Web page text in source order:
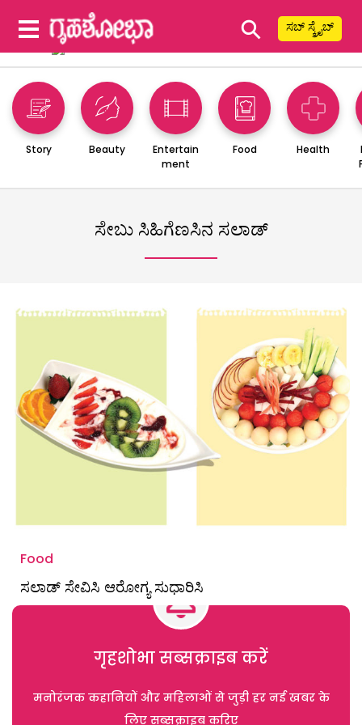
⚲ ಸಬ್ ಸ್ಕ್ರೈಬ್
Story Beauty
Entertain
ment
Food Health
ಸೇಬು ಸಿಹಿಗೆಣಸಿನ ಸಲಾಡ್
Food
ಸಲಾಡ್ ಸೇವಿಸಿ ಆರೋಗ್ಯ ಸುಧಾರಿಸಿ
गृहशोभा सब्सक्राइब करें
मनोरंजक कहानियों और महिलाओं से जुड़ी हर नई खबर के
लिए सब्सक्राइब करिए